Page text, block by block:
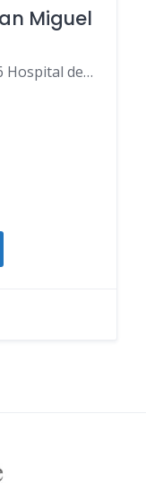
Miguel
Calle Álvarez Vega 35, 24286 Hospital de Órbigo, León, España